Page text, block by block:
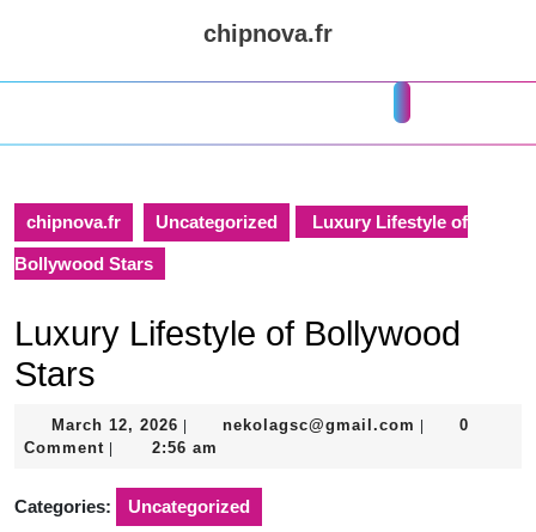
chipnova.fr
chipnova.fr Uncategorized Luxury Lifestyle of
Bollywood Stars
Luxury Lifestyle of Bollywood
Stars
March 12, 2026 March
12,
nekolagsc@gmail.com
0
Comment
2:56 am
Categories: Uncategorized